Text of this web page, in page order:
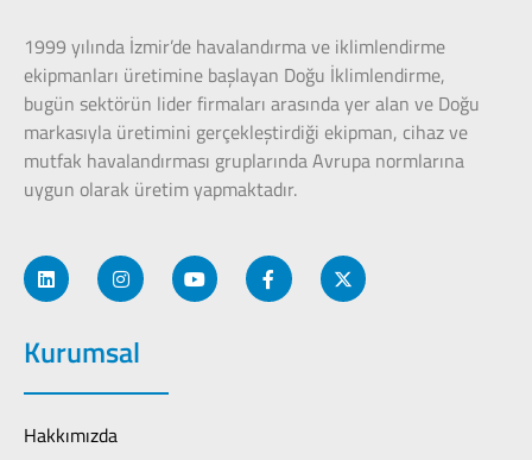
1999 yılında İzmir’de havalandırma ve iklimlendirme
ekipmanları üretimine başlayan Doğu İklimlendirme,
bugün sektörün lider firmaları arasında yer alan ve Doğu
markasıyla üretimini gerçekleştirdiği ekipman, cihaz ve
mutfak havalandırması gruplarında Avrupa normlarına
uygun olarak üretim yapmaktadır.
Kurumsal
Hakkımızda